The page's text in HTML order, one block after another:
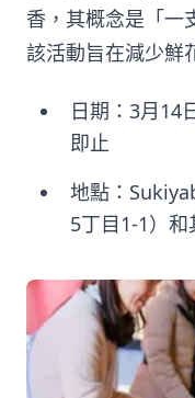
香，其概念是「一
該活動旨在減少鮮
日期：3月14
即止
地點：
5丁目1-1）和